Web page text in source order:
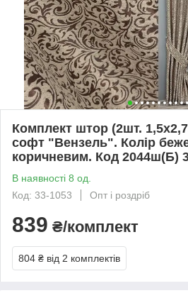
Комплект штор (2шт.
софт "Вензель". Колір
коричневим. Код 2044ш(Б)
В наявності 8 од.
Код: 33-1053
Опт і роздріб
839 ₴/комплект
804 ₴ від 2 комплектів